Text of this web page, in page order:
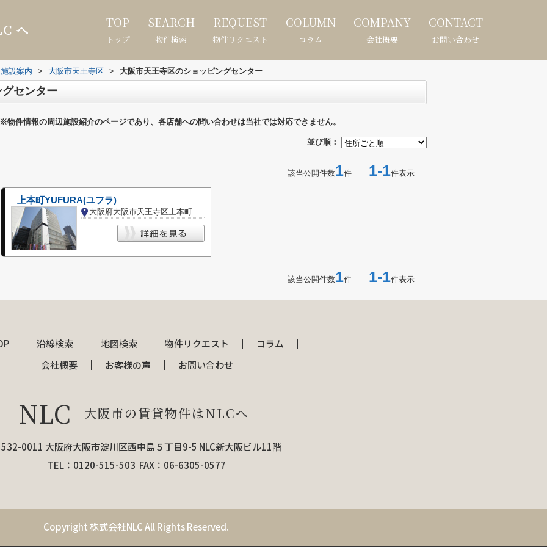
TOP
トップ
SEARCH
物件検索
REQUEST
物件リクエスト
COLUMN
コラム
COMPANY
会社概要
CONTACT
お問い合わせ
設案内 > 大阪市天王寺区 > 大阪市天王寺区のショッピングセンター
センター
※物件情報の周辺施設紹介のページであり、各店舗への問い合わせは当社では対応できません。
並び順：
該当公開件数1件 1-1件表示
上本町YUFURA(ユフラ)
大阪府大阪市天王寺区上本町６丁目
該当公開件数1件 1-1件表示
沿線検索 地図検索 物件リクエスト
コラム
会社概要
お客様の声 お問い合わせ
NLC 大阪市の賃貸物件はNLCへ
0011 大阪府大阪市淀川区西中島５丁目9-5 NLC新大阪ビル11階
TEL：0120-515-503 FAX：06-6305-0577
Copyright 株式会社NLC All Rights Reserved.